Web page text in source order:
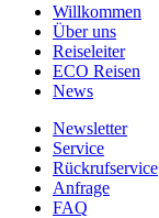
Willkommen
Über uns
Reiseleiter
ECO Reisen
News
Newsletter
Service
Rückrufservice
Anfrage
FAQ